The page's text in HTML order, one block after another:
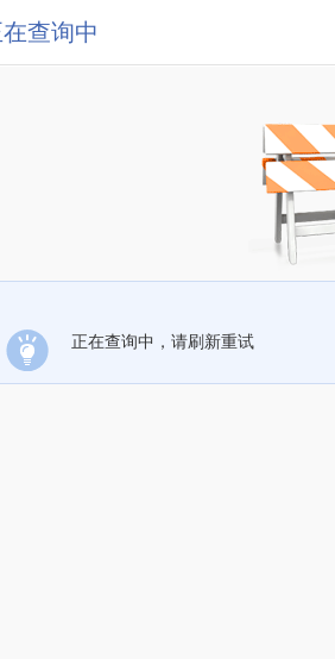
查询中
正在查询中，请刷新重试